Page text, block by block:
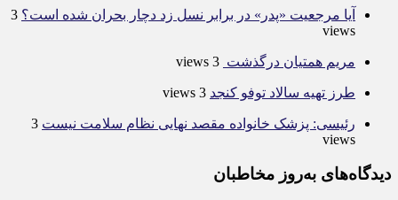
آیا مرجعیت «پدر» در برابر نسل زد دچار بحران شده است؟ 3
views
مریم همتیان درگذشت 3 views
طرز تهیه سالاد توفو کنجد 3 views
رئیسی: پزشک خانواده مقصد نهایی نظام سلامت نیست 3
views
دیدگاه‌های به‌روز مخاطبان